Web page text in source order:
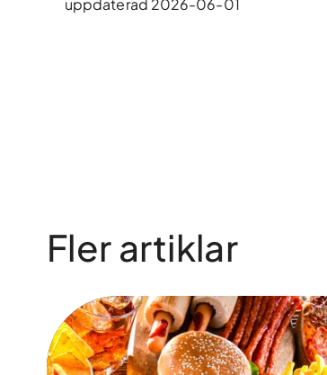
uppdaterad 2026-06-01
Fler artiklar